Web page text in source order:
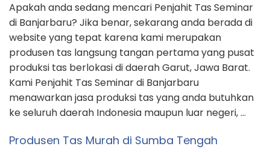
Apakah anda sedang mencari Penjahit Tas Seminar
di Banjarbaru? Jika benar, sekarang anda berada di
website yang tepat karena kami merupakan
produsen tas langsung tangan pertama yang pusat
produksi tas berlokasi di daerah Garut, Jawa Barat.
Kami Penjahit Tas Seminar di Banjarbaru
menawarkan jasa produksi tas yang anda butuhkan
ke seluruh daerah Indonesia maupun luar negeri, …
Produsen Tas Murah di Sumba Tengah